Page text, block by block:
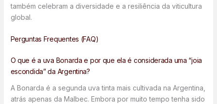
também celebram a diversidade e a resiliência da viticultura
global.
Perguntas Frequentes (FAQ)
O que é a uva Bonarda e por que ela é considerada uma “joia
escondida” da Argentina?
A Bonarda é a segunda uva tinta mais cultivada na Argentina,
atrás apenas da Malbec. Embora por muito tempo tenha sido